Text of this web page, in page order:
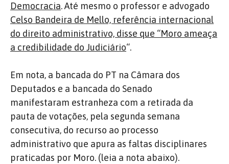
Democracia. Até mesmo o professor e advogado
Celso Bandeira de Mello, referência internacional
do direito administrativo, disse que “Moro ameaça
a credibilidade do Judiciário“.
Em nota, a bancada do PT na Câmara dos
Deputados e a bancada do Senado
manifestaram estranheza com a retirada da
pauta de votações, pela segunda semana
consecutiva, do recurso ao processo
administrativo que apura as faltas disciplinares
praticadas por Moro. (leia a nota abaixo).